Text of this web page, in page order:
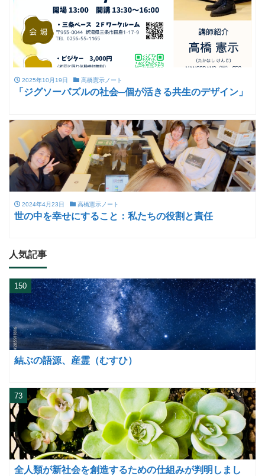
2025年10月19日 高橋憲示ノート
「ジグソーパズルの社会─個が活きる共生のデザイン」
2024年4月23日 高橋憲示ノート
世の中を幸せにすること：私たちの役割と責任
人気記事
結ぶの語源、産霊（むすひ）
150
全人類が新社会を創造するための仕組みが判明しまし
73